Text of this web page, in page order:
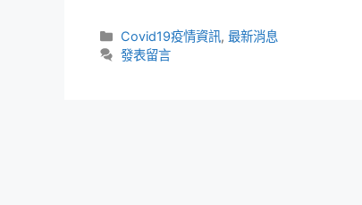
Covid19疫情資訊,最新消息
發表留言